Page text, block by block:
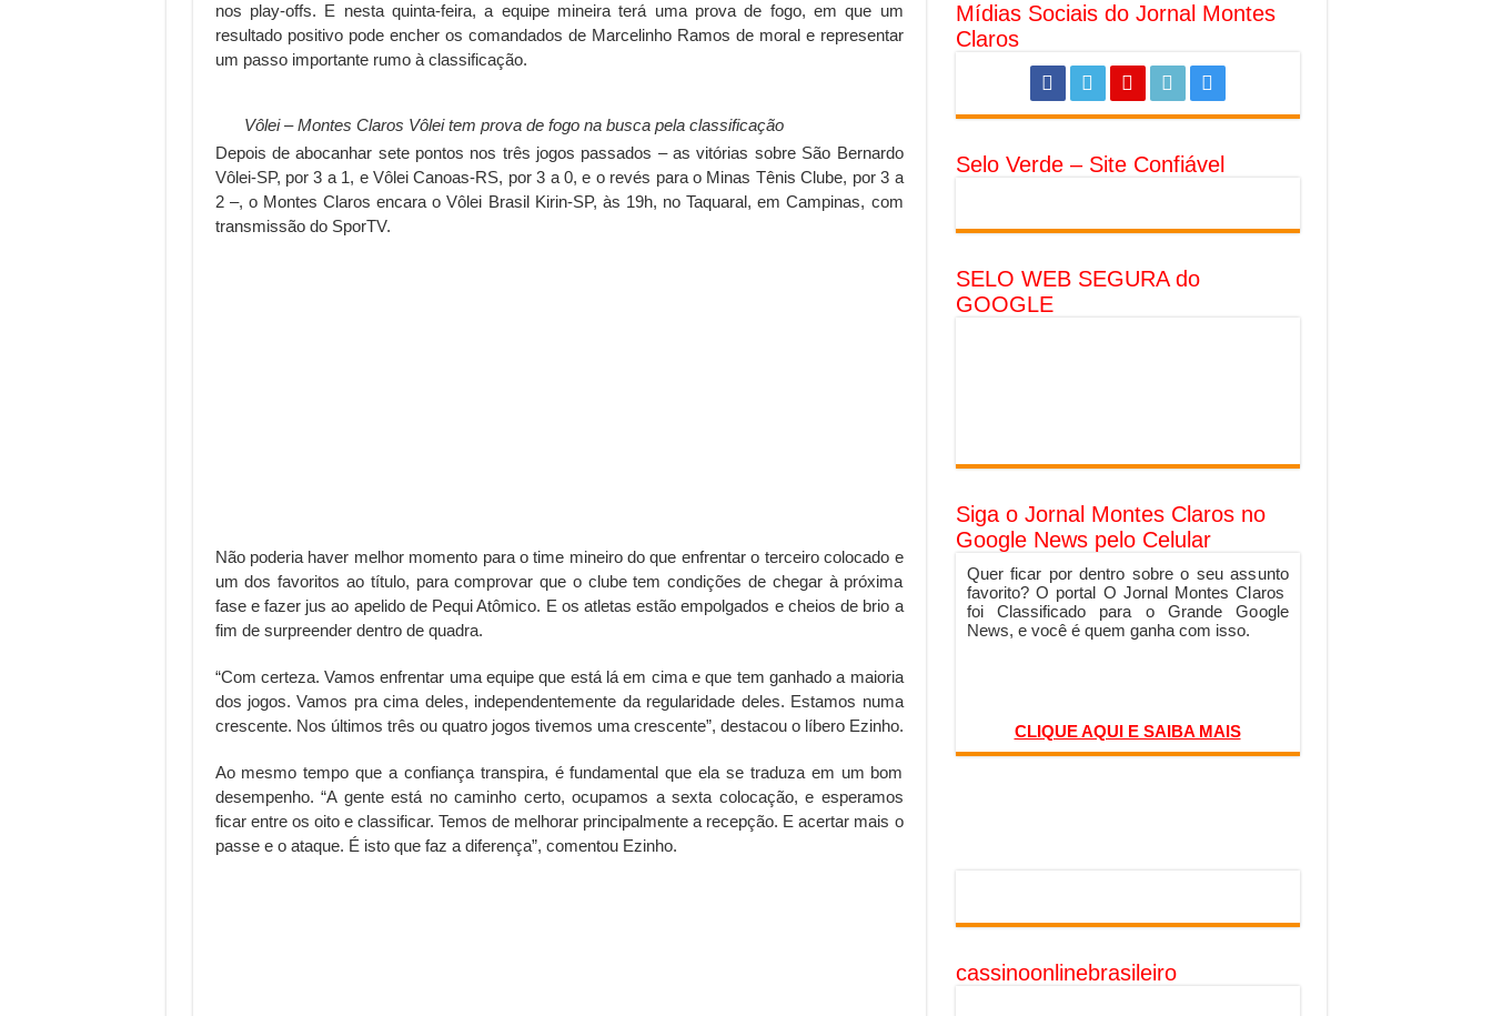
Qualidade do produto e percepção do consumidor: como marcas evitam ruídos no mercado
O Crescimento da Influência de Especialistas Independentes
nos play-offs. E nesta quinta-feira, a equipe mineira terá uma prova de fogo, em que um
resultado positivo pode encher os comandados de Marcelinho Ramos de moral e representar
um passo importante rumo à classificação.
Vôlei – Montes Claros Vôlei tem prova de fogo na busca pela classificação
Depois de abocanhar sete pontos nos três jogos passados – as vitórias sobre São Bernardo
Vôlei-SP, por 3 a 1, e Vôlei Canoas-RS, por 3 a 0, e o revés para o Minas Tênis Clube, por 3 a
2 –, o Montes Claros encara o Vôlei Brasil Kirin-SP, às 19h, no Taquaral, em Campinas, com
transmissão do SporTV.
Não poderia haver melhor momento para o time mineiro do que enfrentar o terceiro colocado e
um dos favoritos ao título, para comprovar que o clube tem condições de chegar à próxima
fase e fazer jus ao apelido de Pequi Atômico. E os atletas estão empolgados e cheios de brio a
fim de surpreender dentro de quadra.
“Com certeza. Vamos enfrentar uma equipe que está lá em cima e que tem ganhado a maioria
dos jogos. Vamos pra cima deles, independentemente da regularidade deles. Estamos numa
crescente. Nos últimos três ou quatro jogos tivemos uma crescente”, destacou o líbero Ezinho.
Ao mesmo tempo que a confiança transpira, é fundamental que ela se traduza em um bom
desempenho. “A gente está no caminho certo, ocupamos a sexta colocação, e esperamos
ficar entre os oito e classificar. Temos de melhorar principalmente a recepção. E acertar mais o
passe e o ataque. É isto que faz a diferença”, comentou Ezinho.
Mídias Sociais do Jornal Montes
Claros
Selo Verde – Site Confiável
SELO WEB SEGURA do
GOOGLE
Siga o Jornal Montes Claros no
Google News pelo Celular
Quer ficar por dentro sobre o seu assunto
favorito? O portal O Jornal Montes Claros
foi Classificado para o Grande Google
News, e você é quem ganha com isso.
CLIQUE AQUI E SAIBA MAIS
cassinoonlinebrasileiro